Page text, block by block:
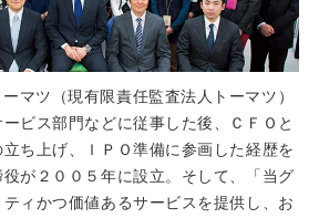
マツ（現有限責任監査法人トーマツ）
ビス部門などに従事した後、ＣＦＯと
ち上げ、ＩＰＯ準備に参画した経歴を
が２００５年に設立。そして、「当グ
ィかつ価値あるサービスを提供し、お